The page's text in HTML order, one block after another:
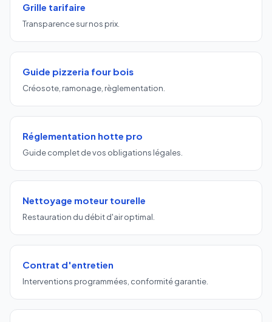
Grille tarifaire
Transparence sur nos prix.
Guide pizzeria four bois
Créosote, ramonage, règlementation.
Réglementation hotte pro
Guide complet de vos obligations légales.
Nettoyage moteur tourelle
Restauration du débit d'air optimal.
Contrat d'entretien
Interventions programmées, conformité garantie.